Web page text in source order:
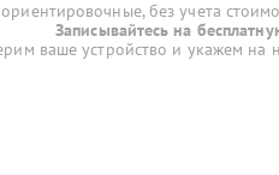
без учета
Записывайтесь на
ваше устройство и укажем на